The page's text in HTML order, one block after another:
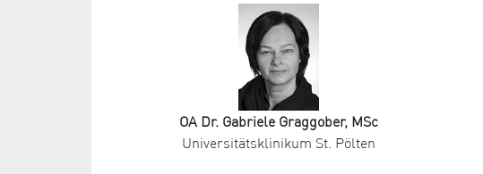
OA Dr. Gabriele Graggober, MSc
Universitätsklinikum St. Pölten